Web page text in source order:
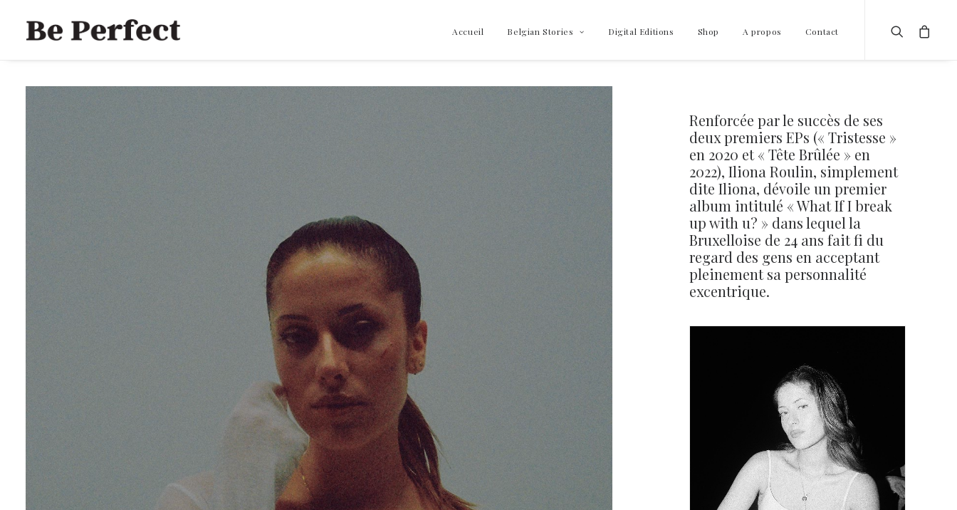
Accueil Belgian Stories Digital Editions Shop A propos Contact
Renforcée par le succès de ses
deux premiers EPs (« Tristesse »
en 2020 et « Tête Brûlée » en
2022), Iliona Roulin, simplement
dite Iliona, dévoile un premier
album intitulé « What If I break
up with u? » dans lequel la
Bruxelloise de 24 ans fait fi du
regard des gens en acceptant
pleinement sa personnalité
excentrique.